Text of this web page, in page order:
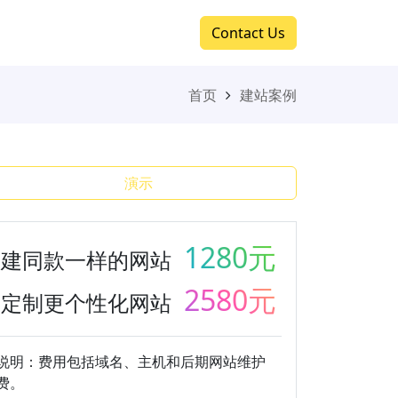
Contact Us
首页 建站案例
演示
建同款一样的网站 1280元
定制更个性化网站 2580元
明：费用包括域名、主机和后期网站维护
。